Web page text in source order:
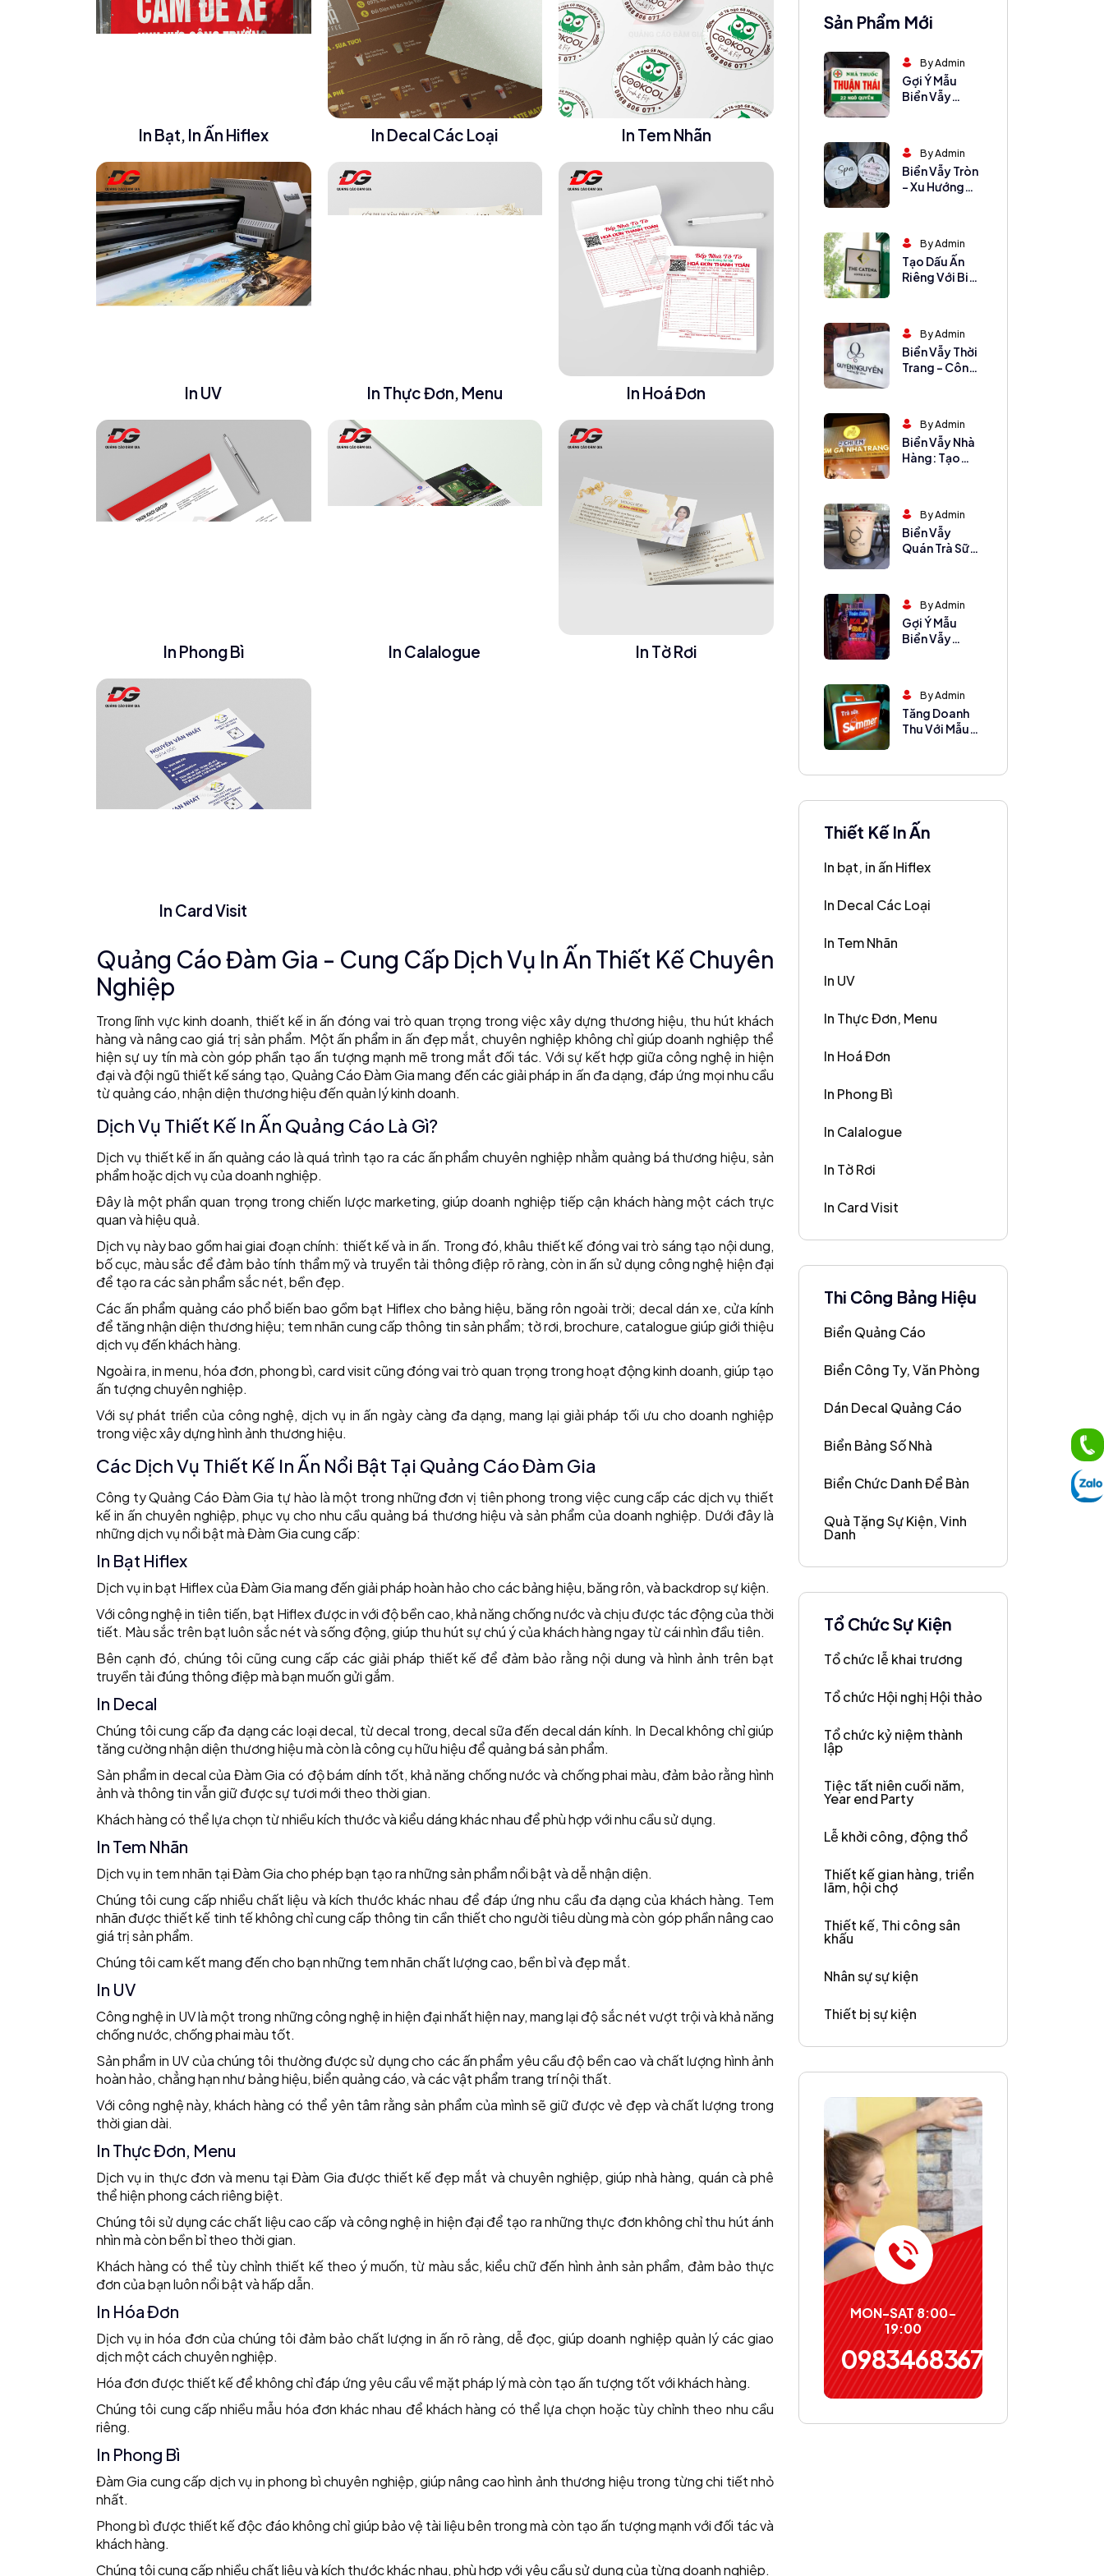
In Bạt, In Ấn Hiflex In Decal Các Loại In Tem Nhãn
In UV In Thực Đơn, Menu In Hoá Đơn
In Phong Bì In Calalogue In Tờ Rơi
In Card Visit
Quảng Cáo Đàm Gia - Cung Cấp Dịch Vụ In Ấn Thiết Kế Chuyên
Nghiệp
Trong lĩnh vực kinh doanh, thiết kế in ấn đóng vai trò quan trọng trong việc xây dựng thương hiệu, thu hút khách
hàng và nâng cao giá trị sản phẩm. Một ấn phẩm in ấn đẹp mắt, chuyên nghiệp không chỉ giúp doanh nghiệp thể
hiện sự uy tín mà còn góp phần tạo ấn tượng mạnh mẽ trong mắt đối tác. Với sự kết hợp giữa công nghệ in hiện
đại và đội ngũ thiết kế sáng tạo, Quảng Cáo Đàm Gia mang đến các giải pháp in ấn đa dạng, đáp ứng mọi nhu cầu
từ quảng cáo, nhận diện thương hiệu đến quản lý kinh doanh.
Dịch Vụ Thiết Kế In Ấn Quảng Cáo Là Gì?
Dịch vụ thiết kế in ấn quảng cáo là quá trình tạo ra các ấn phẩm chuyên nghiệp nhằm quảng bá thương hiệu, sản
phẩm hoặc dịch vụ của doanh nghiệp.
Đây là một phần quan trọng trong chiến lược marketing, giúp doanh nghiệp tiếp cận khách hàng một cách trực
quan và hiệu quả.
Dịch vụ này bao gồm hai giai đoạn chính: thiết kế và in ấn. Trong đó, khâu thiết kế đóng vai trò sáng tạo nội dung,
bố cục, màu sắc để đảm bảo tính thẩm mỹ và truyền tải thông điệp rõ ràng, còn in ấn sử dụng công nghệ hiện đại
để tạo ra các sản phẩm sắc nét, bền đẹp.
Các ấn phẩm quảng cáo phổ biến bao gồm bạt Hiflex cho bảng hiệu, băng rôn ngoài trời; decal dán xe, cửa kính
để tăng nhận diện thương hiệu; tem nhãn cung cấp thông tin sản phẩm; tờ rơi, brochure, catalogue giúp giới thiệu
dịch vụ đến khách hàng.
Ngoài ra, in menu, hóa đơn, phong bì, card visit cũng đóng vai trò quan trọng trong hoạt động kinh doanh, giúp tạo
ấn tượng chuyên nghiệp.
Với sự phát triển của công nghệ, dịch vụ in ấn ngày càng đa dạng, mang lại giải pháp tối ưu cho doanh nghiệp
trong việc xây dựng hình ảnh thương hiệu.
Các Dịch Vụ Thiết Kế In Ấn Nổi Bật Tại Quảng Cáo Đàm Gia
Công ty Quảng Cáo Đàm Gia tự hào là một trong những đơn vị tiên phong trong việc cung cấp các dịch vụ thiết
kế in ấn chuyên nghiệp, phục vụ cho nhu cầu quảng bá thương hiệu và sản phẩm của doanh nghiệp. Dưới đây là
những dịch vụ nổi bật mà Đàm Gia cung cấp:
In Bạt Hiflex
Dịch vụ in bạt Hiflex của Đàm Gia mang đến giải pháp hoàn hảo cho các bảng hiệu, băng rôn, và backdrop sự kiện.
Với công nghệ in tiên tiến, bạt Hiflex được in với độ bền cao, khả năng chống nước và chịu được tác động của thời
tiết. Màu sắc trên bạt luôn sắc nét và sống động, giúp thu hút sự chú ý của khách hàng ngay từ cái nhìn đầu tiên.
Bên cạnh đó, chúng tôi cũng cung cấp các giải pháp thiết kế để đảm bảo rằng nội dung và hình ảnh trên bạt
truyền tải đúng thông điệp mà bạn muốn gửi gắm.
In Decal
Chúng tôi cung cấp đa dạng các loại decal, từ decal trong, decal sữa đến decal dán kính. In Decal không chỉ giúp
tăng cường nhận diện thương hiệu mà còn là công cụ hữu hiệu để quảng bá sản phẩm.
Sản phẩm in decal của Đàm Gia có độ bám dính tốt, khả năng chống nước và chống phai màu, đảm bảo rằng hình
ảnh và thông tin vẫn giữ được sự tươi mới theo thời gian.
Khách hàng có thể lựa chọn từ nhiều kích thước và kiểu dáng khác nhau để phù hợp với nhu cầu sử dụng.
In Tem Nhãn
Dịch vụ in tem nhãn tại Đàm Gia cho phép bạn tạo ra những sản phẩm nổi bật và dễ nhận diện.
Chúng tôi cung cấp nhiều chất liệu và kích thước khác nhau để đáp ứng nhu cầu đa dạng của khách hàng. Tem
nhãn được thiết kế tinh tế không chỉ cung cấp thông tin cần thiết cho người tiêu dùng mà còn góp phần nâng cao
giá trị sản phẩm.
Chúng tôi cam kết mang đến cho bạn những tem nhãn chất lượng cao, bền bỉ và đẹp mắt.
In UV
Công nghệ in UV là một trong những công nghệ in hiện đại nhất hiện nay, mang lại độ sắc nét vượt trội và khả năng
chống nước, chống phai màu tốt.
Sản phẩm in UV của chúng tôi thường được sử dụng cho các ấn phẩm yêu cầu độ bền cao và chất lượng hình ảnh
hoàn hảo, chẳng hạn như bảng hiệu, biển quảng cáo, và các vật phẩm trang trí nội thất.
Với công nghệ này, khách hàng có thể yên tâm rằng sản phẩm của mình sẽ giữ được vẻ đẹp và chất lượng trong
thời gian dài.
In Thực Đơn, Menu
Dịch vụ in thực đơn và menu tại Đàm Gia được thiết kế đẹp mắt và chuyên nghiệp, giúp nhà hàng, quán cà phê
thể hiện phong cách riêng biệt.
Chúng tôi sử dụng các chất liệu cao cấp và công nghệ in hiện đại để tạo ra những thực đơn không chỉ thu hút ánh
nhìn mà còn bền bỉ theo thời gian.
Khách hàng có thể tùy chỉnh thiết kế theo ý muốn, từ màu sắc, kiểu chữ đến hình ảnh sản phẩm, đảm bảo thực
đơn của bạn luôn nổi bật và hấp dẫn.
In Hóa Đơn
Dịch vụ in hóa đơn của chúng tôi đảm bảo chất lượng in ấn rõ ràng, dễ đọc, giúp doanh nghiệp quản lý các giao
dịch một cách chuyên nghiệp.
Hóa đơn được thiết kế để không chỉ đáp ứng yêu cầu về mặt pháp lý mà còn tạo ấn tượng tốt với khách hàng.
Chúng tôi cung cấp nhiều mẫu hóa đơn khác nhau để khách hàng có thể lựa chọn hoặc tùy chỉnh theo nhu cầu
riêng.
In Phong Bì
Đàm Gia cung cấp dịch vụ in phong bì chuyên nghiệp, giúp nâng cao hình ảnh thương hiệu trong từng chi tiết nhỏ
nhất.
Phong bì được thiết kế độc đáo không chỉ giúp bảo vệ tài liệu bên trong mà còn tạo ấn tượng mạnh với đối tác và
khách hàng.
Chúng tôi cung cấp nhiều chất liệu và kích thước khác nhau, phù hợp với yêu cầu sử dụng của từng doanh nghiệp.
Sản Phẩm Mới
By Admin
Gợi Ý Mẫu
Biển Vẫy
QuảBy Admin
Biển Vẫy Tròn
– Xu Hướng
By Admin
Tạo Dấu Ấn
Riêng Với Biển
By Admin
Biển Vẫy Thời
Trang – Công
By Admin
Biển Vẫy Nhà
Hàng: Tạo
By Admin
Biển Vẫy
Quán Trà Sữa
By Admin
Gợi Ý Mẫu
Biển Vẫy
By Admin
Tăng Doanh
Thu Với Mẫu
Thiết Kế In Ấn
In bạt, in ấn Hiflex
In Decal Các Loại
In Tem Nhãn
In UV
In Thực Đơn, Menu
In Hoá Đơn
In Phong Bì
In Calalogue
In Tờ Rơi
In Card Visit
Thi Công Bảng Hiệu
Biển Quảng Cáo
Biển Công Ty, Văn Phòng
Dán Decal Quảng Cáo
Biển Bảng Số Nhà
Biển Chức Danh Để Bàn
Quà Tặng Sự Kiện, Vinh
Danh
Tổ Chức Sự Kiện
Tổ chức lễ khai trương
Tổ chức Hội nghị Hội thảo
Tổ chức kỷ niệm thành
lập
Tiệc tất niên cuối năm,
Year end Party
Lễ khởi công, động thổ
Thiết kế gian hàng, triển
lãm, hội chợ
Thiết kế, Thi công sân
khấu
Nhân sự sự kiện
Thiết bị sự kiện
MON-SAT 8:00-
19:00
0983468367